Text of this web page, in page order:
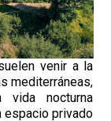
venir a la
mediterráneas,
vida nocturna
espacio privado